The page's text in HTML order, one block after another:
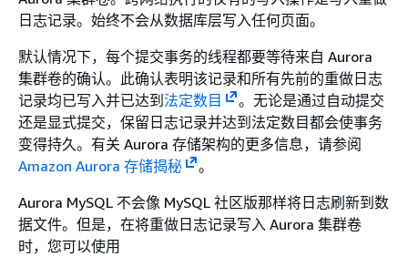
日志记录。始终不会从数据库层写入任何页面。
默认情况下，每个提交事务的线程都要等待来自 Aurora
集群卷的确认。此确认表明该记录和所有先前的重做日志
记录均已写入并已达到法定数目
。无论是通过自动提交
还是显式提交，保留日志记录并达到法定数目都会使事务
变得持久。有关 Aurora 存储架构的更多信息，请参阅
Amazon Aurora 存储揭秘
。
Aurora MySQL 不会像 MySQL 社区版那样将日志刷新到数
据文件。但是，在将重做日志记录写入 Aurora 集群卷
时，您可以使用